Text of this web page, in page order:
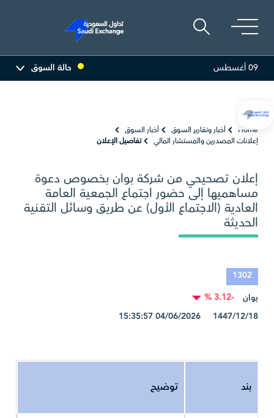
أديس
09 أغسطس حالة السوق
Home أخبار وتقارير السوق
أخبار السوق
إعلانات المصدرين والمستشار المالي
تفاصيل الإعلان
إعلان تصحيحي من شركة بوان بخصوص دعوة
مساهميها إلى حضور اجتماع الجمعية العامة
العادية (الاجتماع الأول) عن طريق وسائل التقنية
الحديثة
1302
بوان
-3.12 %
1447/12/18 04/06/2026 15:35:57
بند توضيح